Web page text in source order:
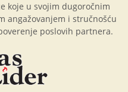
koje u svojim dugoročnim
angažovanjem i stručnošću
poslovih partnera.